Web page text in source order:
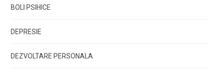
BOLI PSIHICE
DEPRESIE
DEZVOLTARE PERSONALA